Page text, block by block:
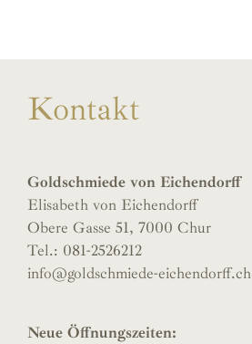
Kontakt
Goldschmiede von Eichendorff
Elisabeth von Eichendorff
Obere Gasse 51, 7000 Chur
Tel.: 081-2526212
info@goldschmiede-eichendorff.ch
Neue Öffnungszeiten: